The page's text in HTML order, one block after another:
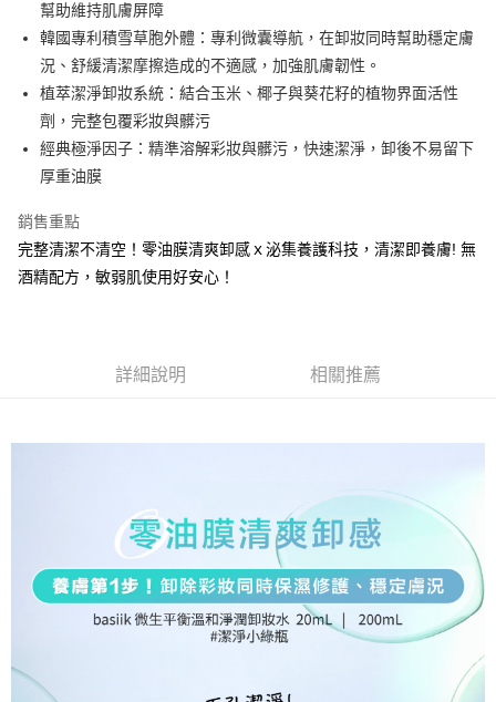
街口支付
悠遊付
大哥付你分期
相關說明
【大哥付你分期使用說明】
1.本服務由台灣大哥大提供，台灣大哥大用戶可立即使用無須另外申請。
流程，驗證手機門號後，選擇欲分期的期數、繳款截止日，確認付款後即完
成交易。
3.實際核准額度、可分期數及費用金額請依後續交易確認頁面所載為準。
4.訂單成立30分鐘內，如未前往確認交易或遇審核未通過，訂單將自動取
用戶於交易時，得透過本服務購買商品或服務，並由商店將買賣／分期付款
買賣價金債權讓與本公司後，依約使用本公司帳單繳交帳款。
2.基於同意付款使用「大哥付你分期」之契約關係目的，商店將以您的個人
資料（包含姓名、電話或地址）提供予台灣大哥大進項蒐集、處理及利用，
由本公司與您本人進行分期帳單所需資料之確認、核對及更正。
3.完整用戶服務條款，請詳閱以下連結：https://oppay.tw/userRule
AFTEE先享後付
【關於「AFTEE先享後付」】
AFTEE先享後付是「在收到商品之後才付款」的支付方式。 讓您購物簡單
便利好安心！
１．簡單：不需註冊會員、不需綁卡、不需儲值。
１．於結帳方式選擇「AFTEE先享後付」後，將跳轉至「AFTEE先享後付」
３．收到繳費通知簡訊後14天內，點擊此簡訊中的連結，可透過四大超商／
購買商品的店家。未經商家同意取消之訂單仍視為有效，需透過AFTEE先享
後付繳納相關費用。
※ 交易是否成功請以「AFTEE先享後付 」之結帳頁面顯示為準，若有關於
是否繳費成功／繳費後需取消欲退款等相關疑問，請聯繫「AFTEE先享後付
客戶支援中心」 https://netprotections.freshdesk.com/support/home
【注意事項】
１．透過由恩沛科技股份有限公司提供之「AFTEE先享後付」服務完成之交
權轉讓予恩沛科技股份有限公司。
２．關於個人資料處理事宜，請瀏覽以下網址：
每筆NT$80，滿NT$1,200(含以上)免運費
付款後7-11取貨
每筆NT$80，滿NT$1,200(含以上)免運費
宅配
幫助維持肌膚屏障
韓國專利積雪草胞外體：專利微囊導航，在卸妝同時幫助穩定膚
況、舒緩清潔摩擦造成的不適感，加強肌膚韌性。
植萃潔淨卸妝系統：結合玉米、椰子與葵花籽的植物界面活性
劑，完整包覆彩妝與髒污
經典極淨因子：精準溶解彩妝與髒污，快速潔淨，卸後不易留下
厚重油膜
銷售重點
完整清潔不清空！零油膜清爽卸感ｘ泌集養護科技，清潔即養膚! 無
酒精配方，敏弱肌使用好安心！
詳細說明 相關推薦